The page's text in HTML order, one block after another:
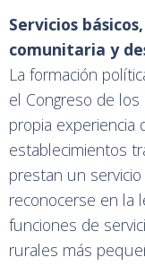
Servicios
comunitaria y
La formación
el Congreso de
propia experiencia
establecimientos
prestan un
reconocerse en la
funciones de
rurales más